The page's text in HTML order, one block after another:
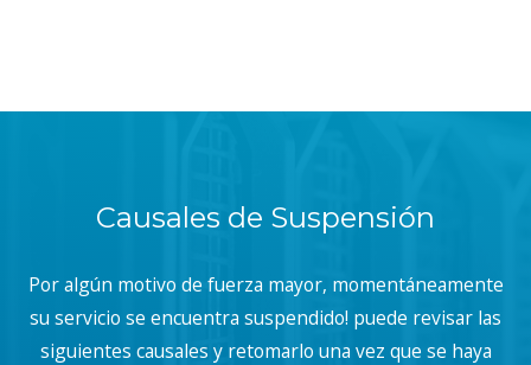
Causales de Suspensión
Por algún motivo de fuerza mayor, momentáneamente
su servicio se encuentra suspendido! puede revisar las
siguientes causales y retomarlo una vez que se haya